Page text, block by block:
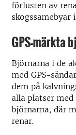
förlusten av
skogssamebyar
GPS-märkta
Björnarna i de
med GPS-
dem på
alla platser
björnarna, där
renar.